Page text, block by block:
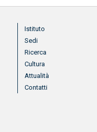
Menu footer
Istituto
Sedi
Ricerca
Cultura
Attualità
Contatti